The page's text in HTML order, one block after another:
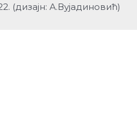
(дизајн: А.Вујадиновић)